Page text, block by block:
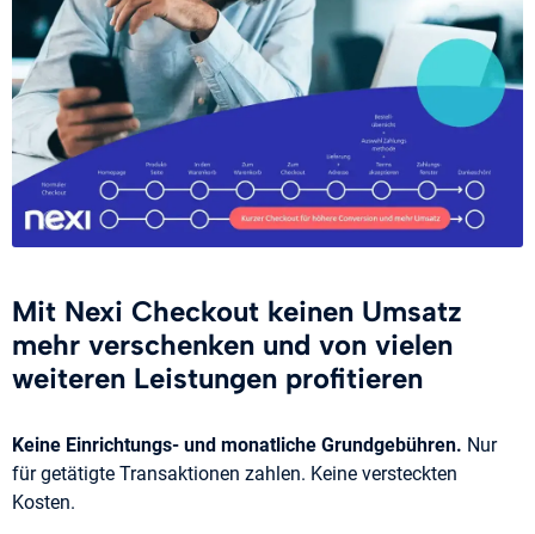
Mit Nexi Checkout keinen Umsatz
mehr verschenken und von vielen
weiteren Leistungen profitieren
Keine Einrichtungs- und monatliche Grundgebühren. Nur
für getätigte Transaktionen zahlen. Keine versteckten
Kosten.